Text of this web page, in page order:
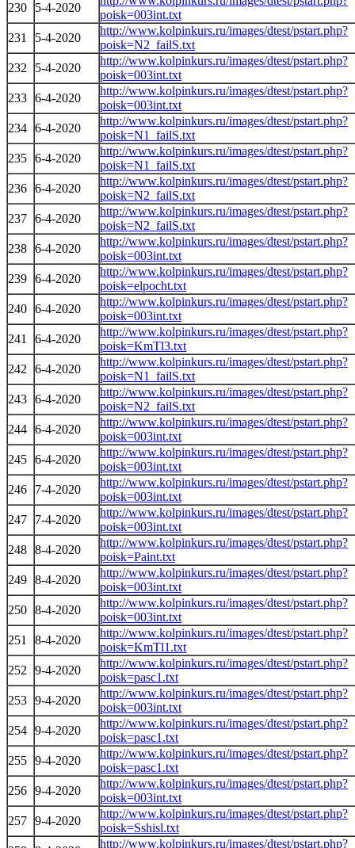
230
5-4-2020
poisk=003int.txt
231
5-4-2020
http://www.kolpinkurs.ru/images/dtest/pstart.php?
poisk=N2_failS.txt
232
5-4-2020
http://www.kolpinkurs.ru/images/dtest/pstart.php?
poisk=003int.txt
233 6-4-2020
http://www.kolpinkurs.ru/images/dtest/pstart.php?
poisk=003int.txt
234 6-4-2020
http://www.kolpinkurs.ru/images/dtest/pstart.php?
poisk=N1_failS.txt
235 6-4-2020
http://www.kolpinkurs.ru/images/dtest/pstart.php?
poisk=N1_failS.txt
236 6-4-2020
http://www.kolpinkurs.ru/images/dtest/pstart.php?
poisk=N2_failS.txt
237 6-4-2020
http://www.kolpinkurs.ru/images/dtest/pstart.php?
poisk=N2_failS.txt
238 6-4-2020
http://www.kolpinkurs.ru/images/dtest/pstart.php?
poisk=003int.txt
239 6-4-2020
http://www.kolpinkurs.ru/images/dtest/pstart.php?
poisk=elpocht.txt
240 6-4-2020
http://www.kolpinkurs.ru/images/dtest/pstart.php?
poisk=003int.txt
241
6-4-2020
http://www.kolpinkurs.ru/images/dtest/pstart.php?
poisk=KmTl3.txt
242
6-4-2020
http://www.kolpinkurs.ru/images/dtest/pstart.php?
poisk=N1_failS.txt
243 6-4-2020
http://www.kolpinkurs.ru/images/dtest/pstart.php?
poisk=N2_failS.txt
244 6-4-2020
http://www.kolpinkurs.ru/images/dtest/pstart.php?
poisk=003int.txt
245 6-4-2020
http://www.kolpinkurs.ru/images/dtest/pstart.php?
poisk=003int.txt
246
7-4-2020
http://www.kolpinkurs.ru/images/dtest/pstart.php?
poisk=003int.txt
247
7-4-2020
http://www.kolpinkurs.ru/images/dtest/pstart.php?
poisk=003int.txt
248 8-4-2020
http://www.kolpinkurs.ru/images/dtest/pstart.php?
poisk=Paint.txt
249 8-4-2020
http://www.kolpinkurs.ru/images/dtest/pstart.php?
poisk=003int.txt
250 8-4-2020
http://www.kolpinkurs.ru/images/dtest/pstart.php?
poisk=003int.txt
251
8-4-2020
http://www.kolpinkurs.ru/images/dtest/pstart.php?
poisk=KmTl1.txt
252
9-4-2020
http://www.kolpinkurs.ru/images/dtest/pstart.php?
poisk=pasc1.txt
253 9-4-2020
http://www.kolpinkurs.ru/images/dtest/pstart.php?
poisk=003int.txt
254 9-4-2020
http://www.kolpinkurs.ru/images/dtest/pstart.php?
poisk=pasc1.txt
255 9-4-2020
http://www.kolpinkurs.ru/images/dtest/pstart.php?
poisk=pasc1.txt
256 9-4-2020
http://www.kolpinkurs.ru/images/dtest/pstart.php?
poisk=003int.txt
257 9-4-2020
http://www.kolpinkurs.ru/images/dtest/pstart.php?
poisk=Sshisl.txt
http://www.kolpinkurs.ru/images/dtest/pstart.php?